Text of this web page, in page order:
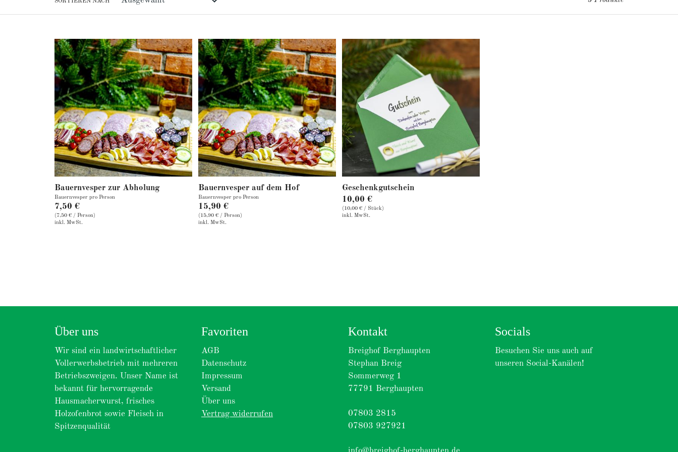
g
:
Bauernvesper zur Abholung
Bauernvesper pro Person
7,50 €
(7,50 € / Person)
inkl. MwSt.
Bauernvesper auf dem Hof
Bauernvesper pro Person
15,90 €
(15,90 € / Person)
inkl. MwSt.
Geschenkgutschein
10,00 €
(10,00 € / Stück)
inkl. MwSt.
Über uns
Wir sind ein landwirtschaftlicher
Vollerwerbsbetrieb mit mehreren
Betriebszweigen. Unser Name ist
bekannt für hervorragende
Hausmacherwurst, frisches
Holzofenbrot sowie Fleisch in
Spitzenqualität
Favoriten
AGB
Datenschutz
Impressum
Versand
Über uns
Vertrag widerrufen
Kontakt
Breighof Berghaupten
Stephan Breig
Sommerweg 1
77791 Berghaupten
07803 2815
07803 927921
Socials
Besuchen Sie uns auch auf
unseren Social-Kanälen!